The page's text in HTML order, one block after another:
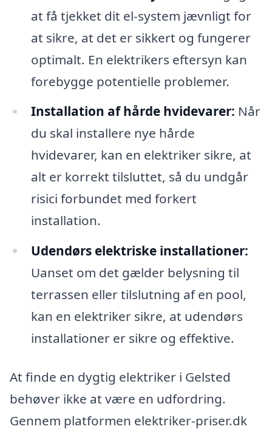
at få tjekket dit el-system jævnligt for
at sikre, at det er sikkert og fungerer
optimalt. En elektrikers eftersyn kan
forebygge potentielle problemer.
Installation af hårde hvidevarer: Når
du skal installere nye hårde
hvidevarer, kan en elektriker sikre, at
alt er korrekt tilsluttet, så du undgår
risici forbundet med forkert
installation.
Udendørs elektriske installationer:
Uanset om det gælder belysning til
terrassen eller tilslutning af en pool,
kan en elektriker sikre, at udendørs
installationer er sikre og effektive.
At finde en dygtig elektriker i Gelsted
behøver ikke at være en udfordring.
Gennem platformen elektriker-priser.dk